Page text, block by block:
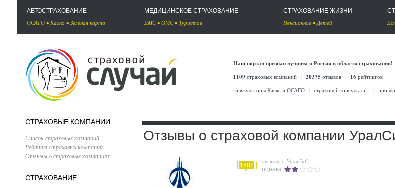
АВТОСТРАХОВАНИЕ
ОСАГО • Каско • Зеленая карта
МЕДИЦИНСКОЕ СТРАХОВАНИЕ
ДМС• ОМС• Туристов
СТРАХОВАНИЕ ЖИЗНИ
Пенсионное •Детей
Наш портал признан лучшим в России в области страхования!
1109 страховых компаний | 20375 отзывов | 16 рейтингов
калькуляторы Каско и ОСАГО | страховой консультант |
СТРАХОВЫЕ КОМПАНИИ
Список страховых компаний
Рейтинг страховых компаний
Отзывы о страховых компаниях
СТРАХОВАНИЕ
Отзывы о страховой компании
1582
отзывы о УралСиб
оценка